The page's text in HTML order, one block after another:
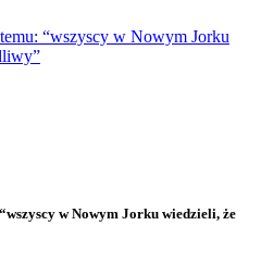
w Nowym Jorku wiedzieli, że